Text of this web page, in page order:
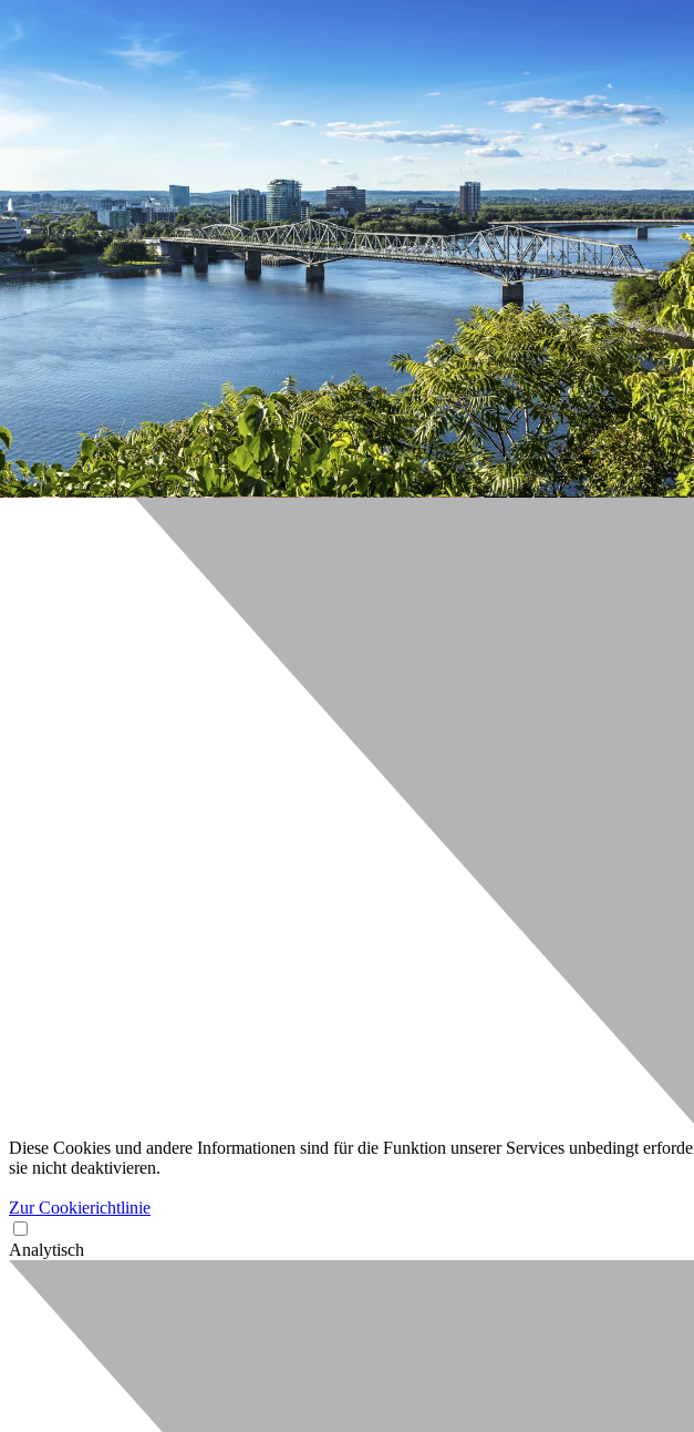
Unvergleichlich lecker
Mit dem Klick auf „geht klar” ermöglichen Sie uns Ihnen über Cookies ein verbessertes
personalisierte Werbung und passende Angebote anzeigen. Über „anpassen” können Sie Ihre
Cookies” werden lediglich technisch notwendige Cookies gespeichert.
Impressum
« zurück
Ihre Cookie-Präferenzen verwalten
Wählen Sie, welche Cookies Sie auf check24.de akzeptieren.
Die Cookierichtlinie finden Siehier.
Notwendig
Diese Cookies und andere Informationen sind für die Funktion unserer Services unbedingt
sie nicht deaktivieren.
Zur Cookierichtlinie
Analytisch